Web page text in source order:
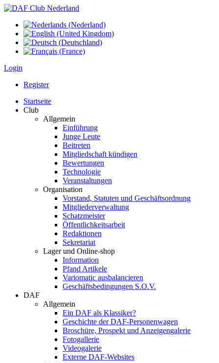
Login
Register
Startseite
Club
Allgemein
Einführung
Junge Leute
Beitreten
Mitgliedschaft kündigen
Bewertungen
Technologie
Veranstaltungen
Organisation
Vorstand, Statuten und Geschäftsordnung
Mitgliederverwaltung
Schatzmeister
Öffentlichkeitsarbeit
Redaktionen
Sekretariat
Lager und Online-shop
Information
Pfand Artikele
Variomatic ausbalancieren
Geschäftsbedingungen S.O.V.
DAF
Allgemein
Ein DAF als Klassiker?
Geschichte der DAF-Personenwagen
Broschüre, Prospekt und Anzeigengalerie
Fotogallerie
Videogalerie
Externe DAF-Websites